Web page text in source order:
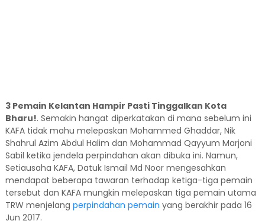
3 Pemain Kelantan Hampir Pasti Tinggalkan Kota
Bharu!. Semakin hangat diperkatakan di mana sebelum ini
KAFA tidak mahu melepaskan Mohammed Ghaddar, Nik
Shahrul Azim Abdul Halim dan Mohammad Qayyum Marjoni
Sabil ketika jendela perpindahan akan dibuka ini. Namun,
Setiausaha KAFA, Datuk Ismail Md Noor mengesahkan
mendapat beberapa tawaran terhadap ketiga-tiga pemain
tersebut dan KAFA mungkin melepaskan tiga pemain utama
TRW menjelang perpindahan pemain yang berakhir pada 16
Jun 2017.